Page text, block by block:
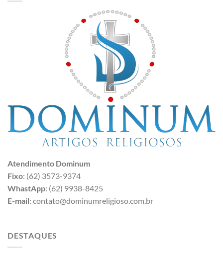
Atendimento Dominum
Fixo: (62) 3573-9374
WhastApp: (62) 9938-8425
E-mail: contato@dominumreligioso.com.br
DESTAQUES